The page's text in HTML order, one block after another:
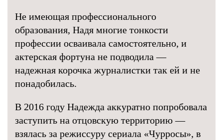
Не имеющая профессионального
образования, Надя многие тонкости
профессии осваивала самостоятельно, и
актерская фортуна не подводила —
надежная корочка журналистки так ей и не
понадобилась.
В 2016 году Надежда аккуратно попробовала
заступить на отцовскую территорию —
взялась за режиссуру сериала «Чурросы», в